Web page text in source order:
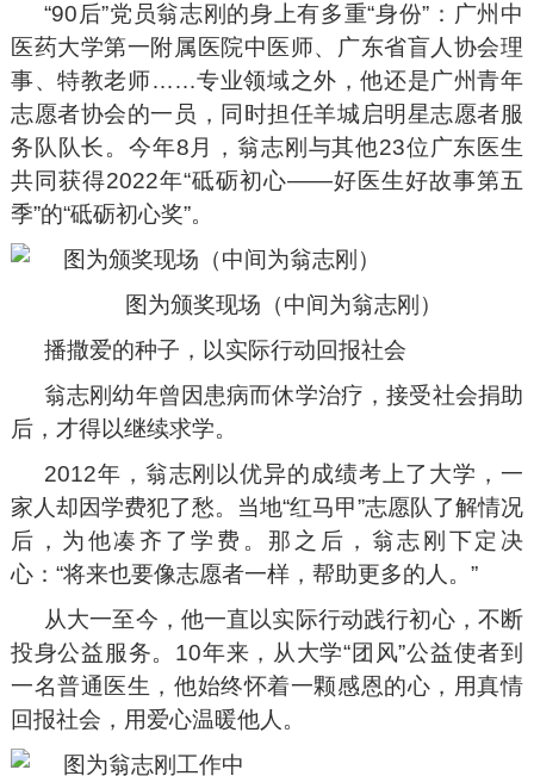
“90后”党员翁志刚的身上有多重“身份”：广州中
医药大学第一附属医院中医师、广东省盲人协会理
事、特教老师……专业领域之外，他还是广州青年
志愿者协会的一员，同时担任羊城启明星志愿者服
务队队长。今年8月，翁志刚与其他23位广东医生
共同获得2022年“砥砺初心——好医生好故事第五
季”的“砥砺初心奖”。
图为颁奖现场（中间为翁志刚）
播撒爱的种子，以实际行动回报社会
翁志刚幼年曾因患病而休学治疗，接受社会捐助
后，才得以继续求学。
2012年，翁志刚以优异的成绩考上了大学，一
家人却因学费犯了愁。当地“红马甲”志愿队了解情况
后，为他凑齐了学费。那之后，翁志刚下定决
心：“将来也要像志愿者一样，帮助更多的人。”
从大一至今，他一直以实际行动践行初心，不断
投身公益服务。10年来，从大学“团风”公益使者到
一名普通医生，他始终怀着一颗感恩的心，用真情
回报社会，用爱心温暖他人。